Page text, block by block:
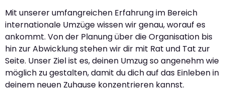
Mit unserer umfangreichen Erfahrung im Bereich
internationale Umzüge wissen wir genau, worauf es
ankommt. Von der Planung über die Organisation bis
hin zur Abwicklung stehen wir dir mit Rat und Tat zur
Seite. Unser Ziel ist es, deinen Umzug so angenehm wie
möglich zu gestalten, damit du dich auf das Einleben in
deinem neuen Zuhause konzentrieren kannst.